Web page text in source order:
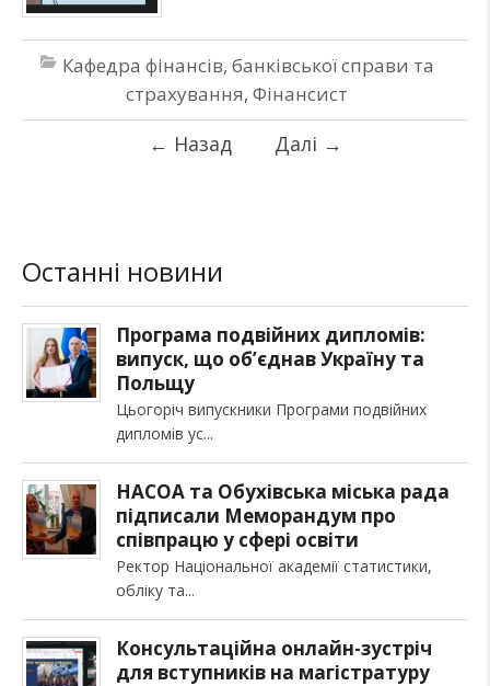
Кафедра фінансів, банківської справи та
страхування, Фінансист
← Назад Далі →
Останні новини
Програма подвійних дипломів:
випуск, що об’єднав Україну та
Польщу
Цьогоріч випускники Програми подвійних
дипломів ус
НАСОА та Обухівська міська рада
підписали Меморандум про
співпрацю у сфері освіти
Ректор Національної академії статистики,
обліку та
Консультаційна онлайн-зустріч
для вступників на магістратуру